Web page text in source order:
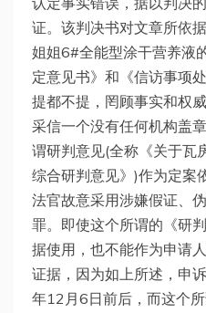
证。该判决书对文章所依
姐姐6#全能型涂干营养液
定意见书》和《信访事项
提都不提，罔顾事实和权
采信一个没有任何机构盖
谓研判意见(全称《关于瓦
综合研判意见》)作为定案
法官故意采用涉嫌假证、
罪。即使这个所谓的《研
据使用，也不能作为申请
证据，因为如上所述，申
年12月6日前后，而这个